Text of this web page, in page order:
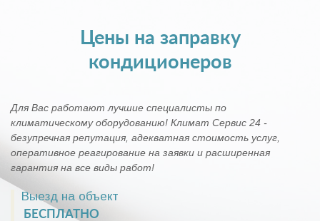
Цены на заправку
кондиционеров
Для Вас работают лучшие специалисты по
климатическому оборудованию! Климат Сервис 24 -
безупречная репутация, адекватная стоимость услуг,
оперативное реагирование на заявки и расширенная
гарантия на все виды работ!
Выезд на объект
БЕСПЛАТНО